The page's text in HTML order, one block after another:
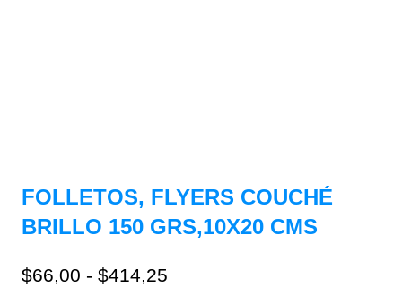
FOLLETOS, FLYERS COUCHÉ
BRILLO 150 GRS,10X20 CMS
$66,00 - $414,25